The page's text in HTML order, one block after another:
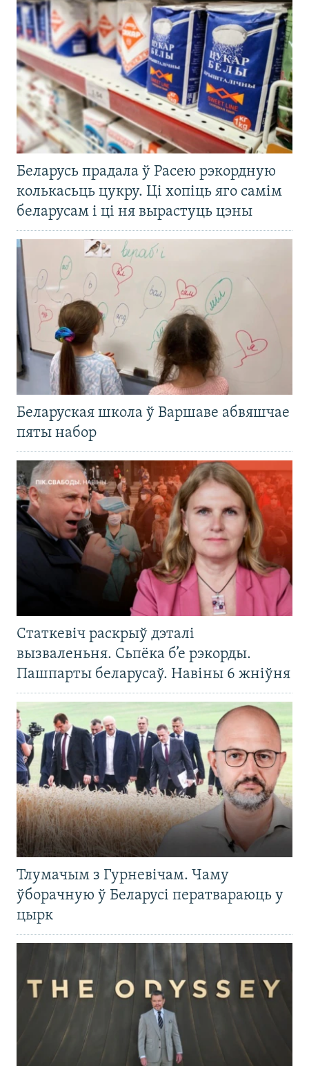
Беларусь прадала ў Расею рэкордную
колькасьць цукру. Ці хопіць яго самім
беларусам і ці ня вырастуць цэны
Беларуская школа ў Варшаве абвяшчае
пяты набор
Статкевіч раскрыў дэталі
вызваленьня. Сьпёка б’е рэкорды.
Пашпарты беларусаў. Навіны 6 жніўня
Тлумачым з Гурневічам. Чаму
ўборачную ў Беларусі ператвараюць у
цырк